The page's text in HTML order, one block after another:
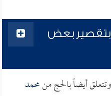
بتقصير بعض
أيضاً بالحج منمحمد